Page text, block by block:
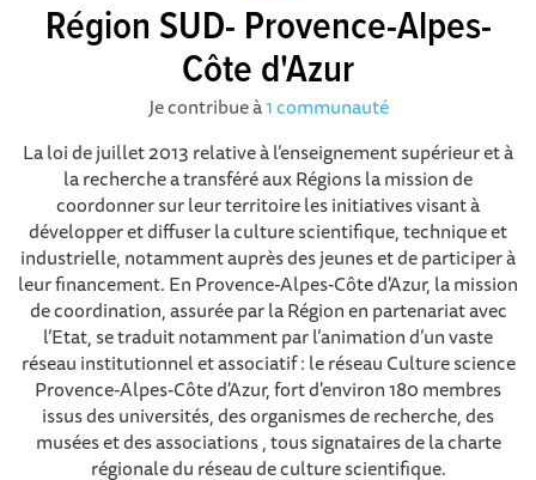
Région SUD- Provence-Alpes-
Côte d'Azur
Je contribue à1 communauté
La loi de juillet 2013 relative à l’enseignement supérieur et à
la recherche a transféré aux Régions la mission de
coordonner sur leur territoire les initiatives visant à
développer et diffuser la culture scientifique, technique et
industrielle, notamment auprès des jeunes et de participer à
leur financement. En Provence-Alpes-Côte d'Azur, la mission
de coordination, assurée par la Région en partenariat avec
l’Etat, se traduit notamment par l’animation d’un vaste
réseau institutionnel et associatif : le réseau Culture science
Provence-Alpes-Côte d'Azur, fort d'environ 180 membres
issus des universités, des organismes de recherche, des
musées et des associations , tous signataires de la charte
régionale du réseau de culture scientifique.